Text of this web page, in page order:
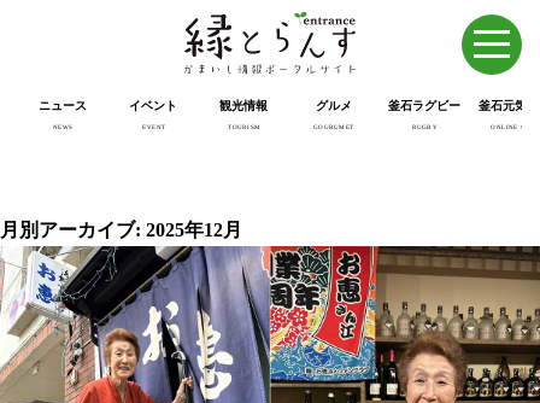
ニュース
NEWS
イベント
EVENT
観光情報
TOURISM
グルメ
GOURUMET
釜石ラグビー
RUGBY
釜石元気
ONLINE SHOP
月別アーカイブ: 2025年12月